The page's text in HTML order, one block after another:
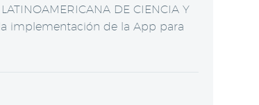
DE CIENCIA Y
la implementación de la App para